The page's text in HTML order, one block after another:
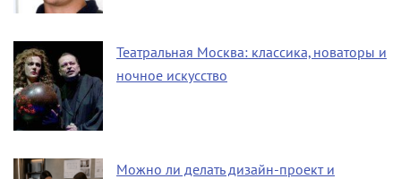
Театральная Москва: классика, новаторы и
ночное искусство
Можно ли делать дизайн-проект и